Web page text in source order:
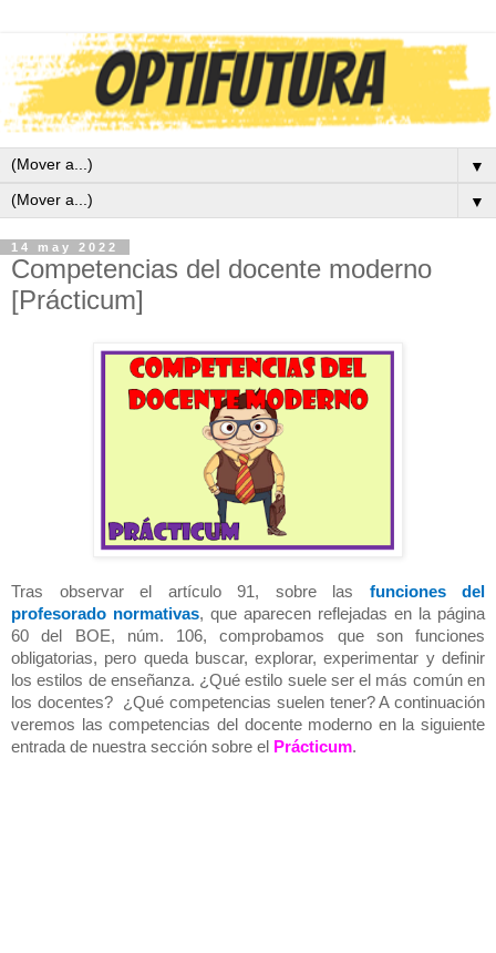
▼
▼
14 may 2022
Competencias del docente moderno
[Prácticum]
Tras observar el artículo 91, sobre las funciones del
profesorado normativas, que aparecen reflejadas en la página
60 del BOE, núm. 106, comprobamos que son funciones
obligatorias, pero queda buscar, explorar, experimentar y definir
los estilos de enseñanza. ¿Qué estilo suele ser el más común en
los docentes? ¿Qué competencias suelen tener? A continuación
veremos las competencias del docente moderno en la siguiente
entrada de nuestra sección sobre el
Prácticum.